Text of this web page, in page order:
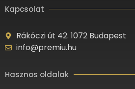
Kapcsolat
Rákóczi út 42. 1072 Budapest
info@premiu.hu
Hasznos oldalak